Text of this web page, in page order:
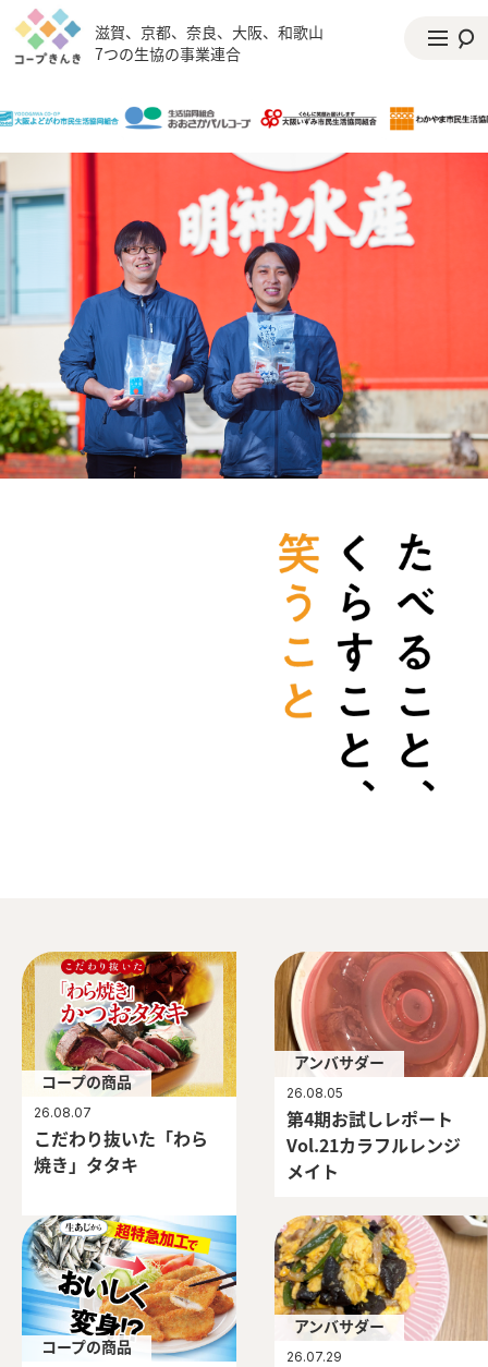
滋賀、京都、奈良、大阪、和歌山
7つの生協の事業連合
コープの商品
26.08.07
こだわり抜いた「わら
焼き」タタキ
アンバサダー
26.08.05
第4期お試しレポート
Vol.21カラフルレンジ
メイト
コープの商品
アンバサダー
26.07.29